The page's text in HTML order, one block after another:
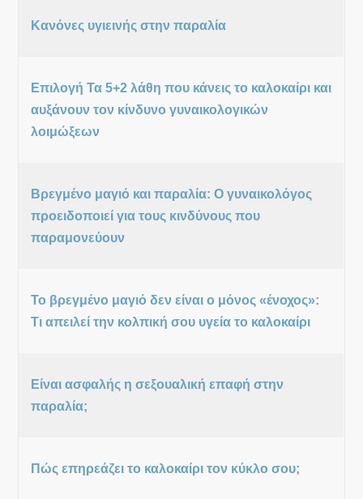
Κανόνες υγιεινής στην παραλία
Επιλογή Τα 5+2 λάθη που κάνεις το καλοκαίρι και
αυξάνουν τον κίνδυνο γυναικολογικών
λοιμώξεων
Βρεγμένο μαγιό και παραλία: Ο γυναικολόγος
προειδοποιεί για τους κινδύνους που
παραμονεύουν
Το βρεγμένο μαγιό δεν είναι ο μόνος «ένοχος»:
Τι απειλεί την κολπική σου υγεία το καλοκαίρι
Είναι ασφαλής η σεξουαλική επαφή στην
παραλία;
Πώς επηρεάζει το καλοκαίρι τον κύκλο σου;